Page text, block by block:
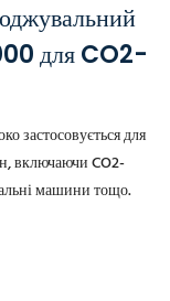
для CO2-
застосовується для
включаючи CO2-
машини тощо.